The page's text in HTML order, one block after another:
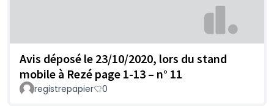
Avis déposé le 23/10/2020, lors du stand
mobile à Rezé page 1-13 – n° 11
registrepapier 0